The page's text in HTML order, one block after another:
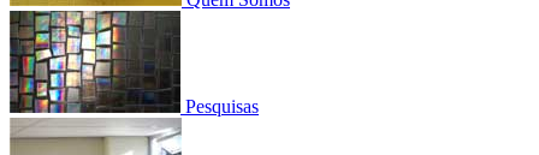
Pesquisas